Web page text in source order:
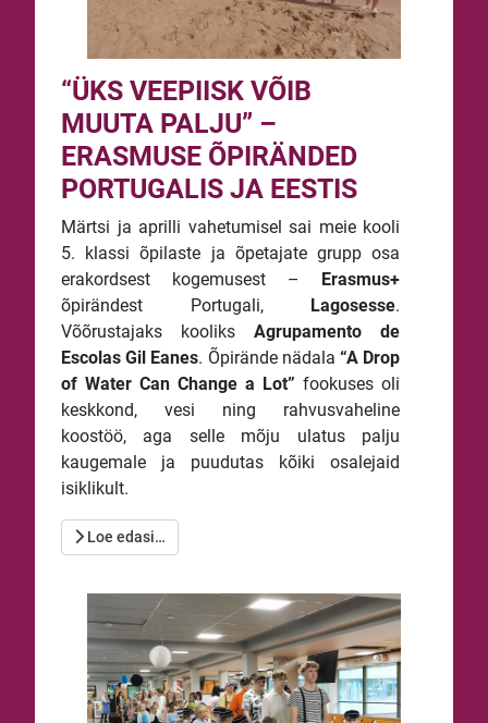
“ÜKS VEEPIISK VÕIB
MUUTA PALJU” –
ERASMUSE ÕPIRÄNDED
PORTUGALIS JA EESTIS
Märtsi ja aprilli vahetumisel sai meie kooli
5. klassi õpilaste ja õpetajate grupp osa
erakordsest kogemusest –
Erasmus+
õpirändest Portugali,
Lagosesse.
Võõrustajaks kooliks Agrupamento de
Escolas Gil Eanes. Õpirände nädala “A Drop
of Water Can Change a Lot” fookuses oli
keskkond, vesi ning rahvusvaheline
koostöö, aga selle mõju ulatus palju
kaugemale ja puudutas kõiki osalejaid
isiklikult.
Loe edasi…